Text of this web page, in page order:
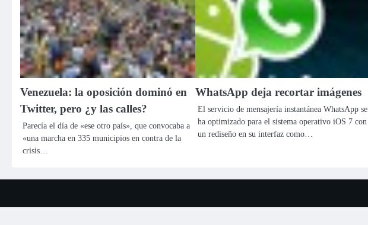
Venezuela: la oposición dominó en
Twitter, pero ¿y las calles?
Parecía el día de «ese otro país», que convocaba a
«una marcha en 335 municipios en contra de la
crisis…
WhatsApp deja recortar imágenes
El servicio de mensajería instantánea WhatsApp se
ha optimizado para el sistema operativo iOS 7 con
un rediseño en su interfaz como…